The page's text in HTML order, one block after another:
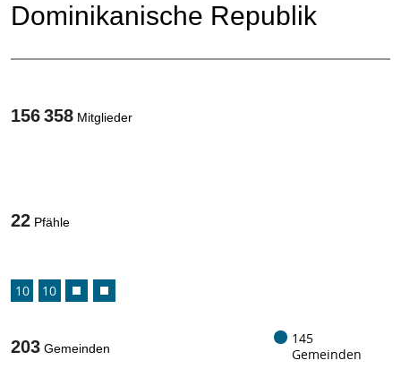
Dominikanische Republik
156 358 Mitglieder
22 Pfähle
10 10
203 Gemeinden
145
Gemeinden